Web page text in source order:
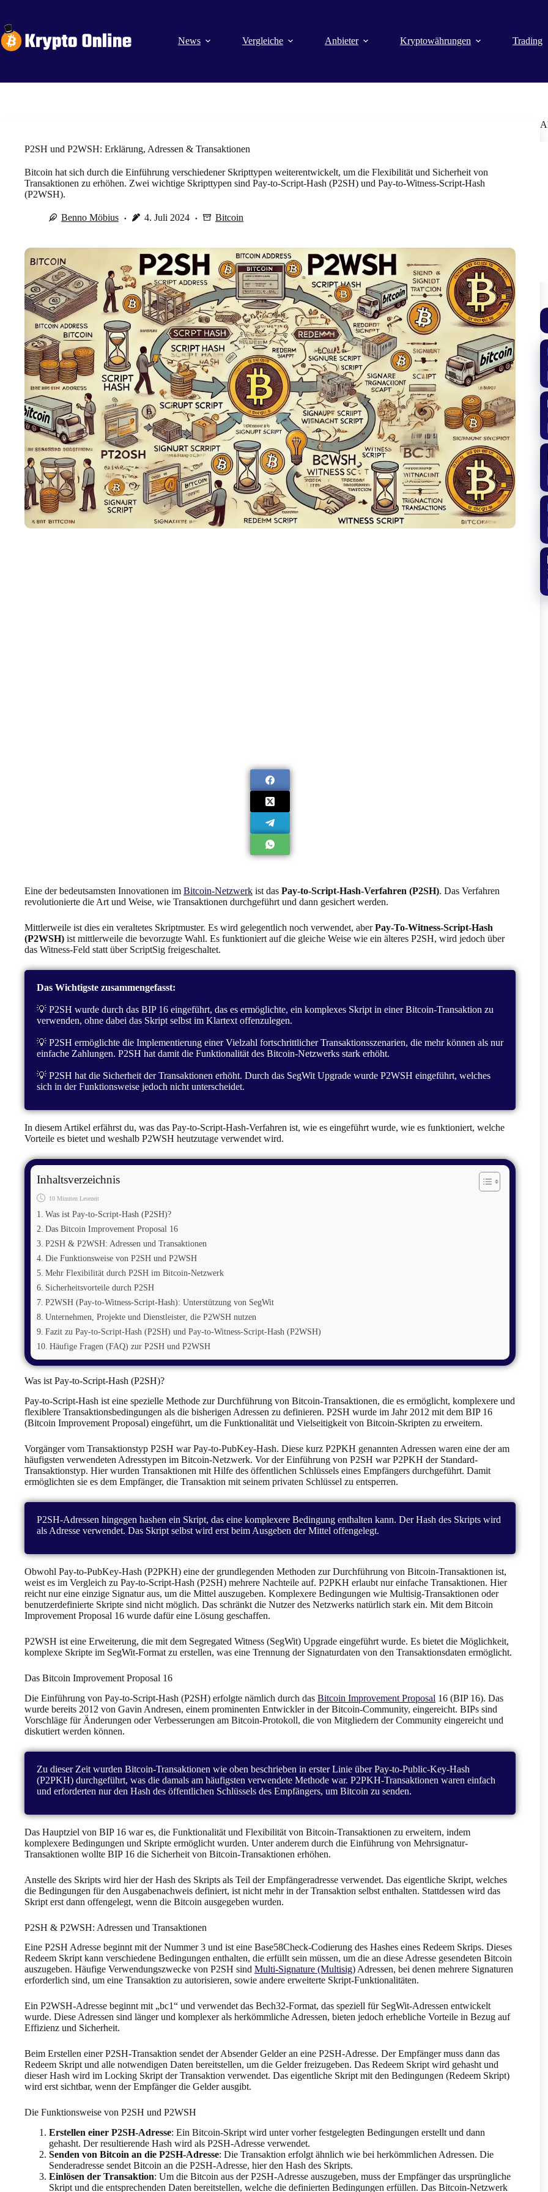
springen
News
Vergleiche Anbieter Kryptowährungen Trading
P2SH und P2WSH: Erklärung, Adressen & Transaktionen
Bitcoin hat sich durch die Einführung verschiedener Skripttypen weiterentwickelt, um die Flexibilität und Sicherheit von
Transaktionen zu erhöhen. Zwei wichtige Skripttypen sind Pay-to-Script-Hash (P2SH) und Pay-to-Witness-Script-Hash
(P2WSH).
Benno Möbius 4. Juli 2024 Bitcoin
Eine der bedeutsamsten Innovationen im Bitcoin-Netzwerk ist das Pay-to-Script-Hash-Verfahren (P2SH). Das Verfahren
revolutionierte die Art und Weise, wie Transaktionen durchgeführt und dann gesichert werden.
Mittlerweile ist dies ein veraltetes Skriptmuster. Es wird gelegentlich noch verwendet, aberPay-To-Witness-Script-Hash
(P2WSH) ist mittlerweile die bevorzugte Wahl. Es funktioniert auf die gleiche Weise wie ein älteres P2SH, wird jedoch über
das Witness-Feld statt über ScriptSig freigeschaltet.
Das Wichtigste zusammengefasst:
💡 P2SH wurde durch das BIP 16 eingeführt, das es ermöglichte, ein komplexes Skript in einer Bitcoin-Transaktion zu
verwenden, ohne dabei das Skript selbst im Klartext offenzulegen.
💡 P2SH ermöglichte die Implementierung einer Vielzahl fortschrittlicher Transaktionsszenarien, die mehr können als nur
einfache Zahlungen. P2SH hat damit die Funktionalität des Bitcoin-Netzwerks stark erhöht.
💡 P2SH hat die Sicherheit der Transaktionen erhöht. Durch das SegWit Upgrade wurde P2WSH eingeführt, welches
sich in der Funktionsweise jedoch nicht unterscheidet.
In diesem Artikel erfährst du, was das Pay-to-Script-Hash-Verfahren ist, wie es eingeführt wurde, wie es funktioniert, welche
Vorteile es bietet und weshalb P2WSH heutzutage verwendet wird.
Inhaltsverzeichnis
10 Minuten Lesezeit
Was ist Pay-to-Script-Hash (P2SH)?
Das Bitcoin Improvement Proposal 16
P2SH & P2WSH: Adressen und Transaktionen
Die Funktionsweise von P2SH und P2WSH
Mehr Flexibilität durch P2SH im Bitcoin-Netzwerk
Sicherheitsvorteile durch P2SH
P2WSH (Pay-to-Witness-Script-Hash): Unterstützung von SegWit
Unternehmen, Projekte und Dienstleister, die P2WSH nutzen
Fazit zu Pay-to-Script-Hash (P2SH) und Pay-to-Witness-Script-Hash (P2WSH)
Häufige Fragen (FAQ) zur P2SH und P2WSH
Was ist Pay-to-Script-Hash (P2SH)?
Pay-to-Script-Hash ist eine spezielle Methode zur Durchführung von Bitcoin-Transaktionen, die es ermöglicht, komplexere und
flexiblere Transaktionsbedingungen als die bisherigen Adressen zu definieren. P2SH wurde im Jahr 2012 mit dem BIP 16
(Bitcoin Improvement Proposal) eingeführt, um die Funktionalität und Vielseitigkeit von Bitcoin-Skripten zu erweitern.
Vorgänger vom Transaktionstyp P2SH war Pay-to-PubKey-Hash. Diese kurz P2PKH genannten Adressen waren eine der am
häufigsten verwendeten Adresstypen im Bitcoin-Netzwerk. Vor der Einführung von P2SH war P2PKH der Standard-
Transaktionstyp. Hier wurden Transaktionen mit Hilfe des öffentlichen Schlüssels eines Empfängers durchgeführt. Damit
ermöglichten sie es dem Empfänger, die Transaktion mit seinem privaten Schlüssel zu entsperren.
P2SH-Adressen hingegen hashen ein Skript, das eine komplexere Bedingung enthalten kann. Der Hash des Skripts wird
als Adresse verwendet. Das Skript selbst wird erst beim Ausgeben der Mittel offengelegt.
Obwohl Pay-to-PubKey-Hash (P2PKH) eine der grundlegenden Methoden zur Durchführung von Bitcoin-Transaktionen ist,
weist es im Vergleich zu Pay-to-Script-Hash (P2SH) mehrere Nachteile auf. P2PKH erlaubt nur einfache Transaktionen. Hier
reicht nur eine einzige Signatur aus, um die Mittel auszugeben. Komplexere Bedingungen wie Multisig-Transaktionen oder
benutzerdefinierte Skripte sind nicht möglich. Das schränkt die Nutzer des Netzwerks natürlich stark ein. Mit dem Bitcoin
Improvement Proposal 16 wurde dafür eine Lösung geschaffen.
P2WSH ist eine Erweiterung, die mit dem Segregated Witness (SegWit) Upgrade eingeführt wurde. Es bietet die Möglichkeit,
komplexe Skripte im SegWit-Format zu erstellen, was eine Trennung der Signaturdaten von den Transaktionsdaten ermöglicht.
Das Bitcoin Improvement Proposal 16
Die Einführung von Pay-to-Script-Hash (P2SH) erfolgte nämlich durch das Bitcoin Improvement Proposal 16 (BIP 16). Das
wurde bereits 2012 von Gavin Andresen, einem prominenten Entwickler in der Bitcoin-Community, eingereicht. BIPs sind
Vorschläge für Änderungen oder Verbesserungen am Bitcoin-Protokoll, die von Mitgliedern der Community eingereicht und
diskutiert werden können.
Zu dieser Zeit wurden Bitcoin-Transaktionen wie oben beschrieben in erster Linie über Pay-to-Public-Key-Hash
(P2PKH) durchgeführt, was die damals am häufigsten verwendete Methode war. P2PKH-Transaktionen waren einfach
und erforderten nur den Hash des öffentlichen Schlüssels des Empfängers, um Bitcoin zu senden.
Das Hauptziel von BIP 16 war es, die Funktionalität und Flexibilität von Bitcoin-Transaktionen zu erweitern, indem
komplexere Bedingungen und Skripte ermöglicht wurden. Unter anderem durch die Einführung von Mehrsignatur-
Transaktionen wollte BIP 16 die Sicherheit von Bitcoin-Transaktionen erhöhen.
Anstelle des Skripts wird hier der Hash des Skripts als Teil der Empfängeradresse verwendet. Das eigentliche Skript, welches
die Bedingungen für den Ausgabenachweis definiert, ist nicht mehr in der Transaktion selbst enthalten. Stattdessen wird das
Skript erst dann offengelegt, wenn die Bitcoin ausgegeben wurden.
P2SH & P2WSH: Adressen und Transaktionen
Eine P2SH Adresse beginnt mit der Nummer 3 und ist eine Base58Check-Codierung des Hashes eines Redeem Skrips. Dieses
Redeem Skript kann verschiedene Bedingungen enthalten, die erfüllt sein müssen, um die an diese Adresse gesendeten Bitcoin
auszugeben. Häufige Verwendungszwecke von P2SH sind Multi-Signature (Multisig)Adressen, bei denen mehrere Signaturen
erforderlich sind, um eine Transaktion zu autorisieren, sowie andere erweiterte Skript-Funktionalitäten.
Ein P2WSH-Adresse beginnt mit „bc1“ und verwendet das Bech32-Format, das speziell für SegWit-Adressen entwickelt
wurde. Diese Adressen sind länger und komplexer als herkömmliche Adressen, bieten jedoch erhebliche Vorteile in Bezug auf
Effizienz und Sicherheit.
Beim Erstellen einer P2SH-Transaktion sendet der Absender Gelder an eine P2SH-Adresse. Der Empfänger muss dann das
Redeem Skript und alle notwendigen Daten bereitstellen, um die Gelder freizugeben. Das Redeem Skript wird gehasht und
dieser Hash wird im Locking Skript der Transaktion verwendet. Das eigentliche Skript mit den Bedingungen (Redeem Skript)
wird erst sichtbar, wenn der Empfänger die Gelder ausgibt.
Die Funktionsweise von P2SH und P2WSH
Erstellen einer P2SH-Adresse: Ein Bitcoin-Skript wird unter vorher festgelegten Bedingungen erstellt und dann
gehasht. Der resultierende Hash wird als P2SH-Adresse verwendet.
Senden von Bitcoin an die P2SH-Adresse: Die Transaktion erfolgt ähnlich wie bei herkömmlichen Adressen. Die
Senderadresse sendet Bitcoin an die P2SH-Adresse, hier den Hash des Skripts.
Einlösen der Transaktion: Um die Bitcoin aus der P2SH-Adresse auszugeben, muss der Empfänger das ursprüngliche
Skript und die entsprechenden Daten bereitstellen, welche die definierten Bedingungen erfüllen. Das Bitcoin-Netzwerk